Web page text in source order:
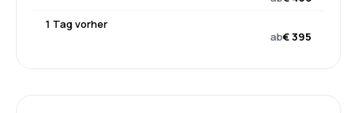
1 Tag vorher
ab€ 395